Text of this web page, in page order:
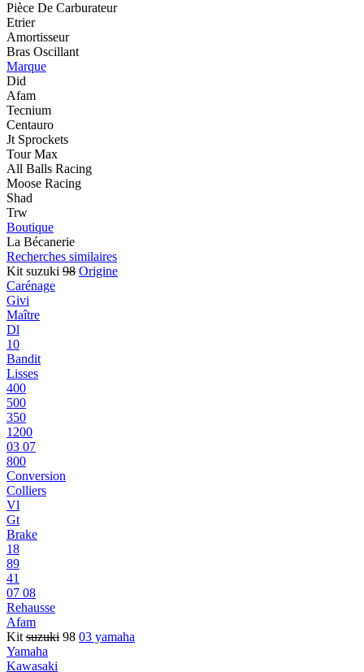
Pièce De Carburateur
Etrier
Amortisseur
Bras Oscillant
Marque
Did
Afam
Tecnium
Centauro
Jt Sprockets
Tour Max
All Balls Racing
Moose Racing
Shad
Trw
Boutique
La Bécanerie
Recherches similaires
Kit suzuki 98 Origine
Carénage
Givi
Maître
Dl
10
Bandit
Lisses
400
500
350
1200
03 07
800
Conversion
Colliers
Vl
Gt
Brake
18
89
41
07 08
Rehausse
Afam
Kit suzuki 98 03 yamaha
Yamaha
Kawasaki